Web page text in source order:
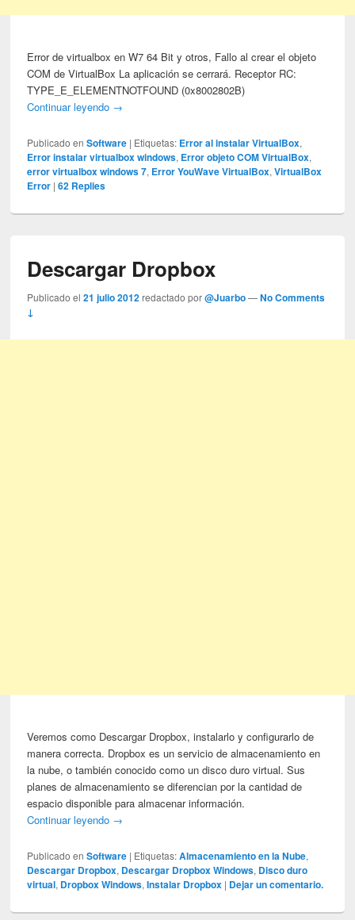
Error de virtualbox en W7 64 Bit y otros, Fallo al crear el objeto
COM de VirtualBox La aplicación se cerrará. Receptor RC:
TYPE_E_ELEMENTNOTFOUND (0x8002802B)
Continuar leyendo →
Publicado en Software | Etiquetas: Error al instalar VirtualBox,
Error instalar virtualbox windows, Error objeto COM VirtualBox,
error virtualbox windows 7, Error YouWave VirtualBox,VirtualBox
Error |62 Replies
Descargar Dropbox
Publicado el21 julio 2012 redactado por@Juarbo —No Comments
↓
Veremos como Descargar Dropbox, instalarlo y configurarlo de
manera correcta. Dropbox es un servicio de almacenamiento en
la nube, o también conocido como un disco duro virtual. Sus
planes de almacenamiento se diferencian por la cantidad de
espacio disponible para almacenar información.
Continuar leyendo →
Publicado en Software | Etiquetas: Almacenamiento en la Nube,
Descargar Dropbox, Descargar Dropbox Windows, Disco duro
virtual, Dropbox Windows,Instalar Dropbox | Dejar un comentario.